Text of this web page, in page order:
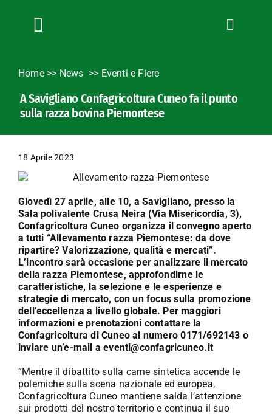
Toggle
News
Fotogallery
Lavora con noi
Contatti
Home>> News Eventi e Fiere
A Savigliano Confagricoltura Cuneo fa il punto
sulla razza bovina Piemontese
18 Aprile 2023
Giovedì 27 aprile, alle 10, a Savigliano, presso la
Sala polivalente Crusa Neira (Via Misericordia, 3),
Confagricoltura Cuneo organizza il convegno aperto
a tutti “Allevamento razza Piemontese: da dove
ripartire? Valorizzazione, qualità e mercati”.
L’incontro sarà occasione per analizzare il mercato
della razza Piemontese, approfondirne le
caratteristiche, la selezione e le esperienze e
strategie di mercato, con un focus sulla promozione
dell’eccellenza a livello globale. Per maggiori
informazioni e prenotazioni contattare la
Confagricoltura di Cuneo al numero 0171/692143 o
inviare un’e-mail a eventi@confagricuneo.it
“Mentre il dibattito sulla carne sintetica accende le
polemiche sulla scena nazionale ed europea,
Confagricoltura Cuneo mantiene salda l’attenzione
sui prodotti del nostro territorio e continua il suo